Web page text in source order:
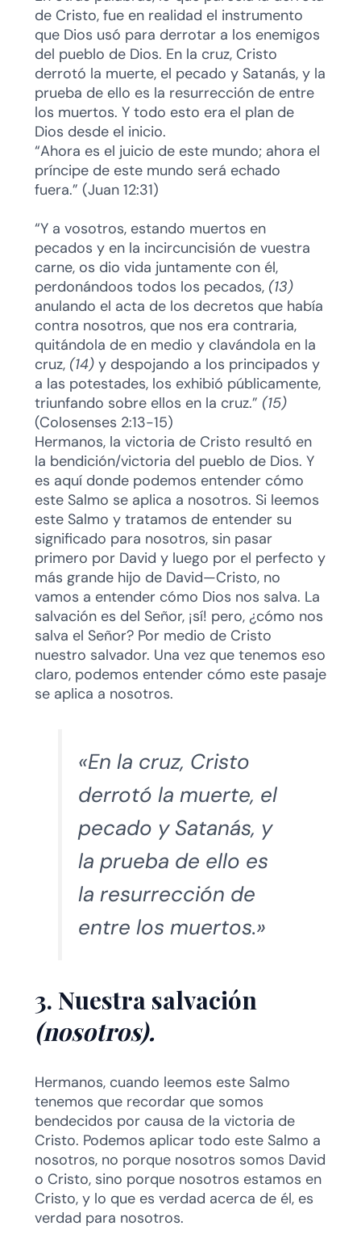
de Cristo, fue en realidad el instrumento
que Dios usó para derrotar a los enemigos
del pueblo de Dios. En la cruz, Cristo
derrotó la muerte, el pecado y Satanás, y la
prueba de ello es la resurrección de entre
los muertos. Y todo esto era el plan de
Dios desde el inicio.
“Ahora es el juicio de este mundo; ahora el
príncipe de este mundo será echado
fuera.” (Juan 12:31)
“Y a vosotros, estando muertos en
pecados y en la incircuncisión de vuestra
carne, os dio vida juntamente con él,
perdonándoos todos los pecados, (13)
anulando el acta de los decretos que había
contra nosotros, que nos era contraria,
quitándola de en medio y clavándola en la
cruz, (14)y despojando a los principados y
a las potestades, los exhibió públicamente,
triunfando sobre ellos en la cruz.” (15)
(Colosenses 2:13-15)
Hermanos, la victoria de Cristo resultó en
la bendición/victoria del pueblo de Dios. Y
es aquí donde podemos entender cómo
este Salmo se aplica a nosotros. Si leemos
este Salmo y tratamos de entender su
significado para nosotros, sin pasar
primero por David y luego por el perfecto y
más grande hijo de David—Cristo, no
vamos a entender cómo Dios nos salva. La
salvación es del Señor, ¡sí! pero, ¿cómo nos
salva el Señor? Por medio de Cristo
nuestro salvador. Una vez que tenemos eso
claro, podemos entender cómo este pasaje
se aplica a nosotros.
«En la cruz, Cristo
derrotó la muerte, el
pecado y Satanás, y
la prueba de ello es
la resurrección de
entre los muertos.»
3. Nuestra salvación
(nosotros).
Hermanos, cuando leemos este Salmo
tenemos que recordar que somos
bendecidos por causa de la victoria de
Cristo. Podemos aplicar todo este Salmo a
nosotros, no porque nosotros somos David
o Cristo, sino porque nosotros estamos en
Cristo, y lo que es verdad acerca de él, es
verdad para nosotros.